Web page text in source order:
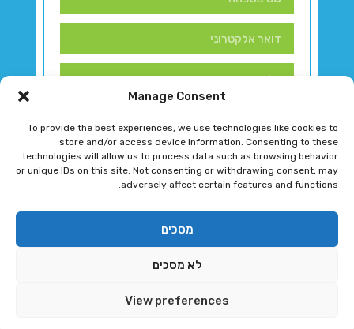
Manage Consent
To provide the best experiences, we use technologies like cookies to
store and/or access device information. Consenting to these
technologies will allow us to process data such as browsing behavior
or unique IDs on this site. Not consenting or withdrawing consent, may
adversely affect certain features and functions.
מסכים
לא מסכים
View preferences